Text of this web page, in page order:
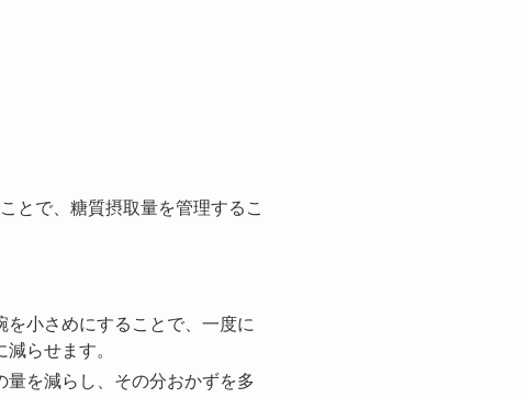
とで、糖質摂取量を管理するこ
を小さめにすることで、一度に
らせます。
量を減らし、その分おかずを多